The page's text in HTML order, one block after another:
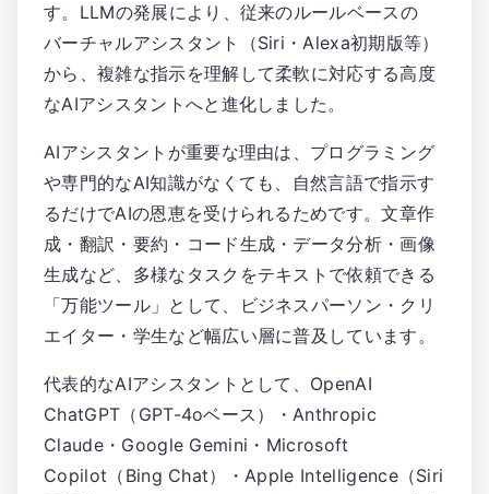
す。LLMの発展により、従来のルールベースの
バーチャルアシスタント（Siri・Alexa初期版等）
から、複雑な指示を理解して柔軟に対応する高度
なAIアシスタントへと進化しました。
AIアシスタントが重要な理由は、プログラミング
や専門的なAI知識がなくても、自然言語で指示す
るだけでAIの恩恵を受けられるためです。文章作
成・翻訳・要約・コード生成・データ分析・画像
生成など、多様なタスクをテキストで依頼できる
「万能ツール」として、ビジネスパーソン・クリ
エイター・学生など幅広い層に普及しています。
代表的なAIアシスタントとして、OpenAI
ChatGPT（GPT-4oベース）・Anthropic
Claude・Google Gemini・Microsoft
Copilot（Bing Chat）・Apple Intelligence（Siri